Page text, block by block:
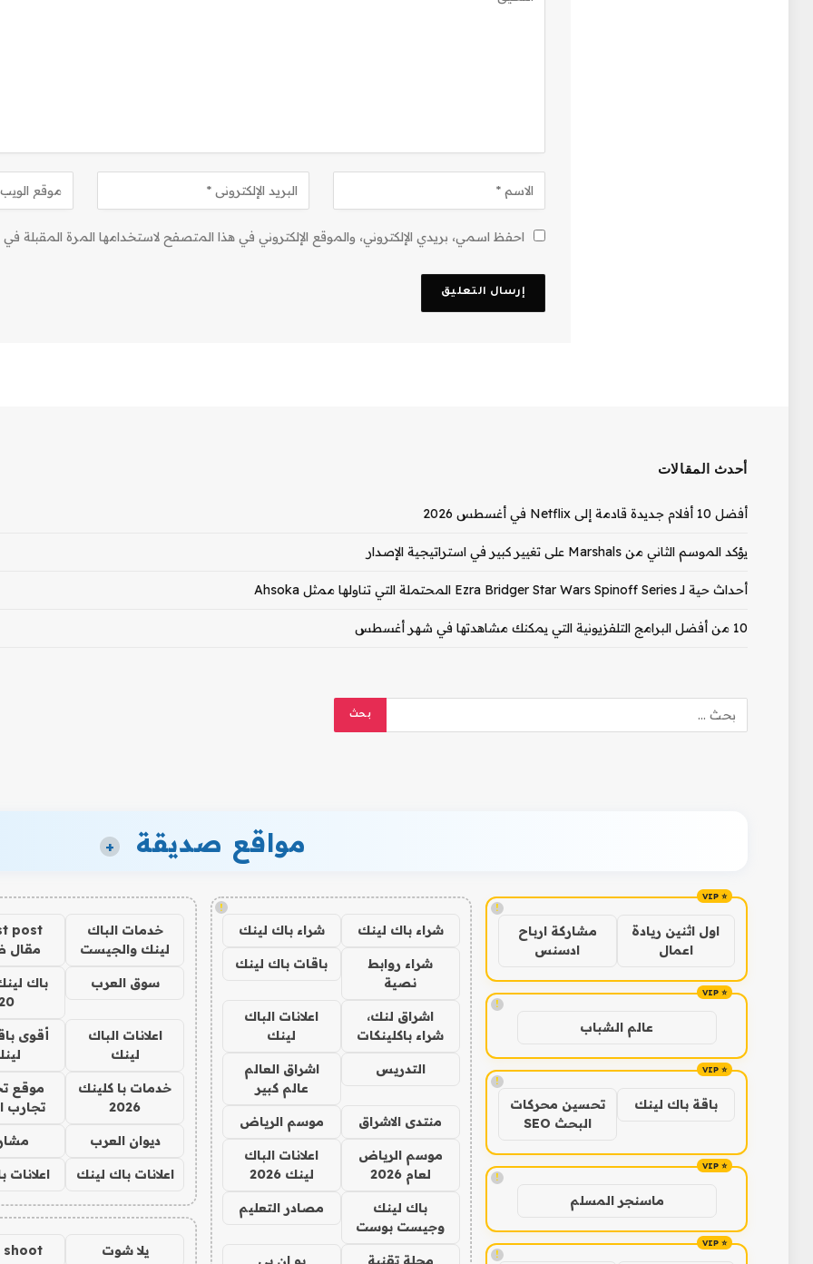
احفظ اسمي، بريدي الإلكتروني، والموقع الإلكتروني في هذا المتصفح لاستخدامها المرة المقبلة في
أحدث المقالات
أفضل 10 أفلام جديدة قادمة إلى Netflix في أغسطس 2026
يؤكد الموسم الثاني من Marshals على تغيير كبير في استراتيجية الإصدار
أحداث حية لـ Ezra Bridger Star Wars Spinoff Series المحتملة التي تناولها ممثل Ahsoka
10 من أفضل البرامج التلفزيونية التي يمكنك مشاهدتها في شهر أغسطس
مواقع صديقة +
!
اول اثنين ريادة
اعمال
مشاركة ارباح
ادسنس
!
عالم الشباب
!
باقة باك لينك
تحسين محركات
البحث SEO
!
ماسنجر المسلم
!
!
شراء باك لينك شراء باك لينك
شراء روابط
نصية
باقات باك لينك
اشراق لنك،
شراء باكلينكات
اعلانات الباك
لينك
التدريس
اشراق العالم
عالم كبير
منتدى الاشراق موسم الرياض
موسم الرياض
لعام 2026
اعلانات الباك
لينك 2026
باك لينك
وجيست بوست
مصادر التعليم
مجلة تقنية يو ان بي
خدمات الباك
لينك والجيست
post
مقال
سوق العرب
باك
اعلانات الباك
لينك
أقوى
خدمات با كلينك
2026
موقع
تجارب
ديوان العرب
اعلانات باك لينك اعلانات
يلا شوت shoot